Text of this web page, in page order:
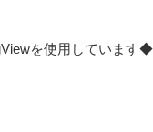
を使用しています◆